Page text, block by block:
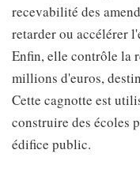
recevabilité des
retarder ou accélérer
Enfin, elle contrôle la
millions d'euros,
Cette cagnotte est
construire des écoles
édifice public.